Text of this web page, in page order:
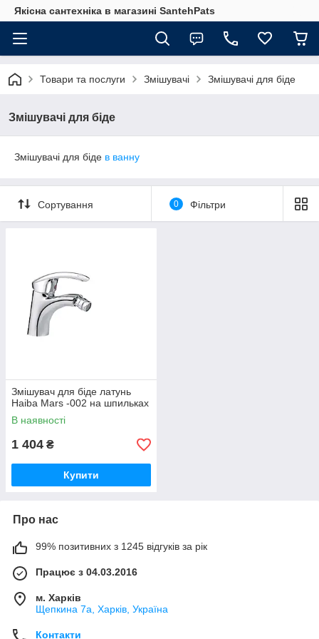
Якісна сантехніка в магазині SantehPats
Товари та послуги Змішувачі Змішувачі для біде
Змішувачі для біде
Змішувачі для біде в ванну
Сортування 0 Фільтри
Змішувач для біде латунь
Haiba Mars -002 на шпильках
В наявності
1 404 ₴
Купити
Про нас
99% позитивних з 1245 відгуків за рік
Працює з 04.03.2016
м. Харків
Щепкина 7а, Харків, Україна
Контакти